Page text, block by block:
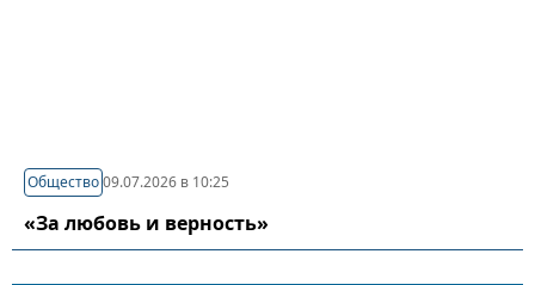
Общество09.07.2026 в 10:25
«За любовь и верность»